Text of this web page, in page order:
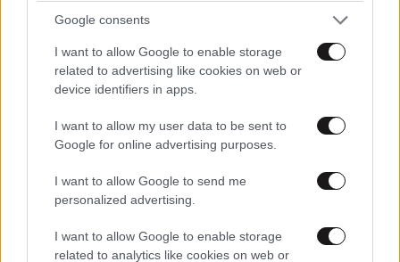
Google consents
I want to allow Google to enable storage
related to advertising like cookies on web or
device identifiers in apps.
I want to allow my user data to be sent to
Google for online advertising purposes.
I want to allow Google to send me
personalized advertising.
I want to allow Google to enable storage
related to analytics like cookies on web or